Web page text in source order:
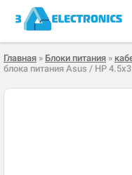
Главная » Блоки питания »
блока питания Asus / HP